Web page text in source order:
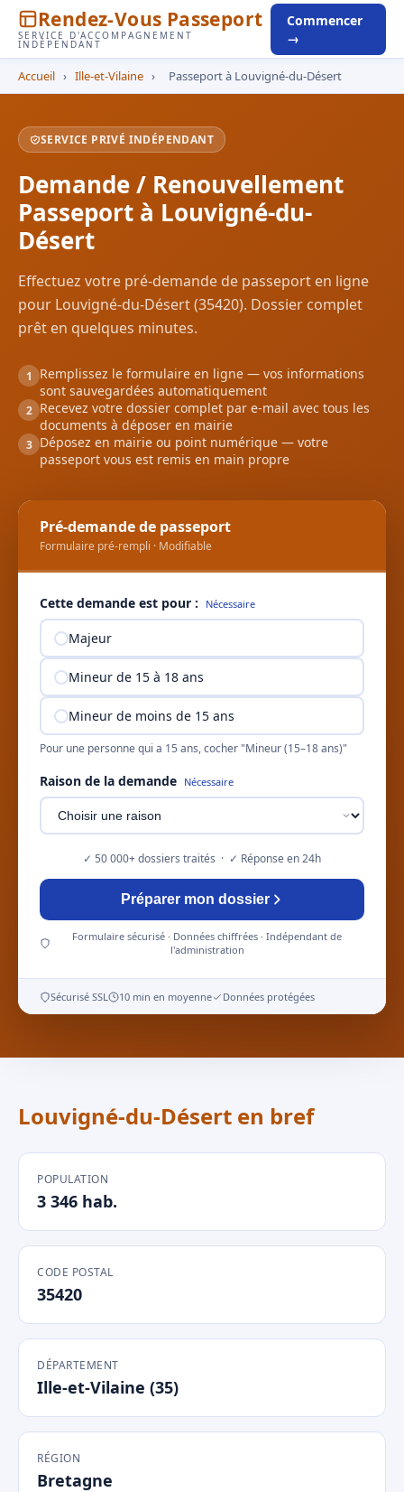
Rendez-Vous Passeport
SERVICE D'ACCOMPAGNEMENT
INDÉPENDANT
Commencer
→
Accueil › Ille-et-Vilaine › Passeport à Louvigné-du-Désert
SERVICE PRIVÉ INDÉPENDANT
Demande / Renouvellement
Passeport à Louvigné-du-
Désert
Effectuez votre pré-demande de passeport en ligne
pour Louvigné-du-Désert (35420). Dossier complet
prêt en quelques minutes.
1
Remplissez le formulaire en ligne — vos informations
sont sauvegardées automatiquement
2 Recevez votre dossier complet par e-mail avec tous les
documents à déposer en mairie
3 Déposez en mairie ou point numérique — votre
passeport vous est remis en main propre
Pré-demande de passeport
Formulaire pré-rempli · Modifiable
Cette demande est pour : Nécessaire
Majeur
Mineur de 15 à 18 ans
Mineur de moins de 15 ans
Pour une personne qui a 15 ans, cocher "Mineur (15–18 ans)"
Raison de la demande Nécessaire
✓ 50 000+ dossiers traités · ✓ Réponse en 24h
Préparer mon dossier
Formulaire sécurisé · Données chiffrées · Indépendant de
l'administration
Sécurisé SSL 10 min en moyenne Données protégées
Louvigné-du-Désert en bref
POPULATION
3 346 hab.
CODE POSTAL
35420
DÉPARTEMENT
Ille-et-Vilaine (35)
RÉGION
Bretagne